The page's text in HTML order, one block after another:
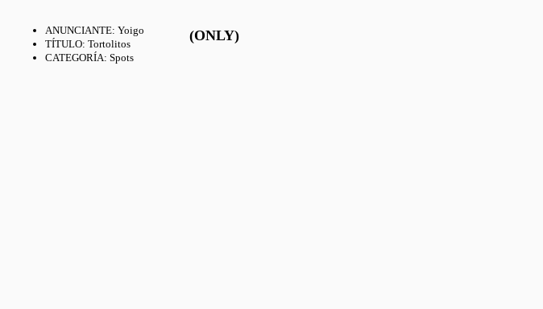
ANUNCIANTE: Yoigo
TÍTULO: Tortolitos
CATEGORÍA: Spots
(ONLY)